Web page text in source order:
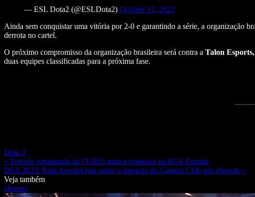
— ESL Dota2 (@ESLDota2) October 13, 2023
Ainda sem conquistar uma vitória por 2-0 e garantindo a série, a organização
derrota no cartel.
O próximo compromisso da organização brasileira será contra a Talon Esports,
duas equipes classificadas para a próxima fase.
Dota 2
« Torcida organizada da FURIA marca presença na BGS Esports
BGS 2023: Rafa Arnoldi fala sobre o impacto da Gamers Club nos eSports »
Veja também
eSports